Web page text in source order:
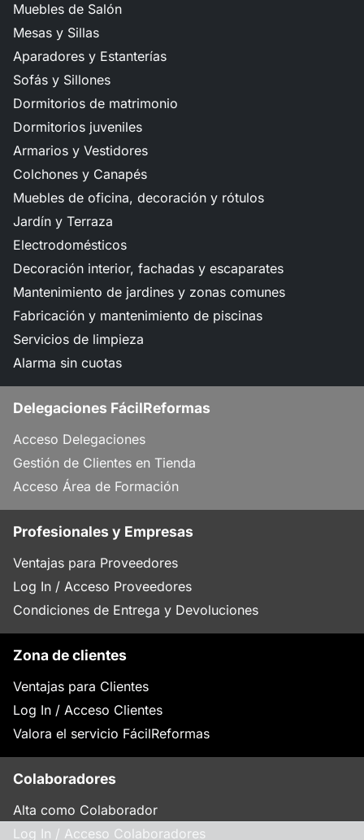
Muebles de Salón
Mesas y Sillas
Aparadores y Estanterías
Sofás y Sillones
Dormitorios de matrimonio
Dormitorios juveniles
Armarios y Vestidores
Colchones y Canapés
Muebles de oficina, decoración y rótulos
Jardín y Terraza
Electrodomésticos
Decoración interior, fachadas y escaparates
Mantenimiento de jardines y zonas comunes
Fabricación y mantenimiento de piscinas
Servicios de limpieza
Alarma sin cuotas
Delegaciones FácilReformas
Acceso Delegaciones
Gestión de Clientes en Tienda
Acceso Área de Formación
Profesionales y Empresas
Ventajas para Proveedores
Log In / Acceso Proveedores
Condiciones de Entrega y Devoluciones
Zona de clientes
Ventajas para Clientes
Log In / Acceso Clientes
Valora el servicio FácilReformas
Colaboradores
Alta como Colaborador
Log In / Acceso Colaboradores